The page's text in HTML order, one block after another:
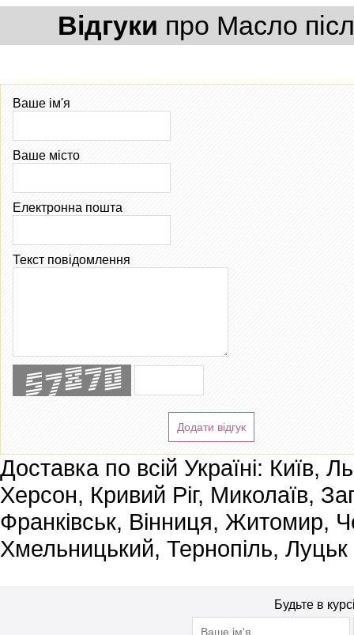
Відгуки про Масло
Ваше ім'я
Ваше місто
Електронна пошта
Текст повідомлення
Додати відгук
Доставка по всій Україні: Київ,
Херсон, Кривий Ріг, Миколаїв,
Франківськ, Вінниця, Житомир,
Хмельницький, Тернопіль, Луцьк
Будьте в